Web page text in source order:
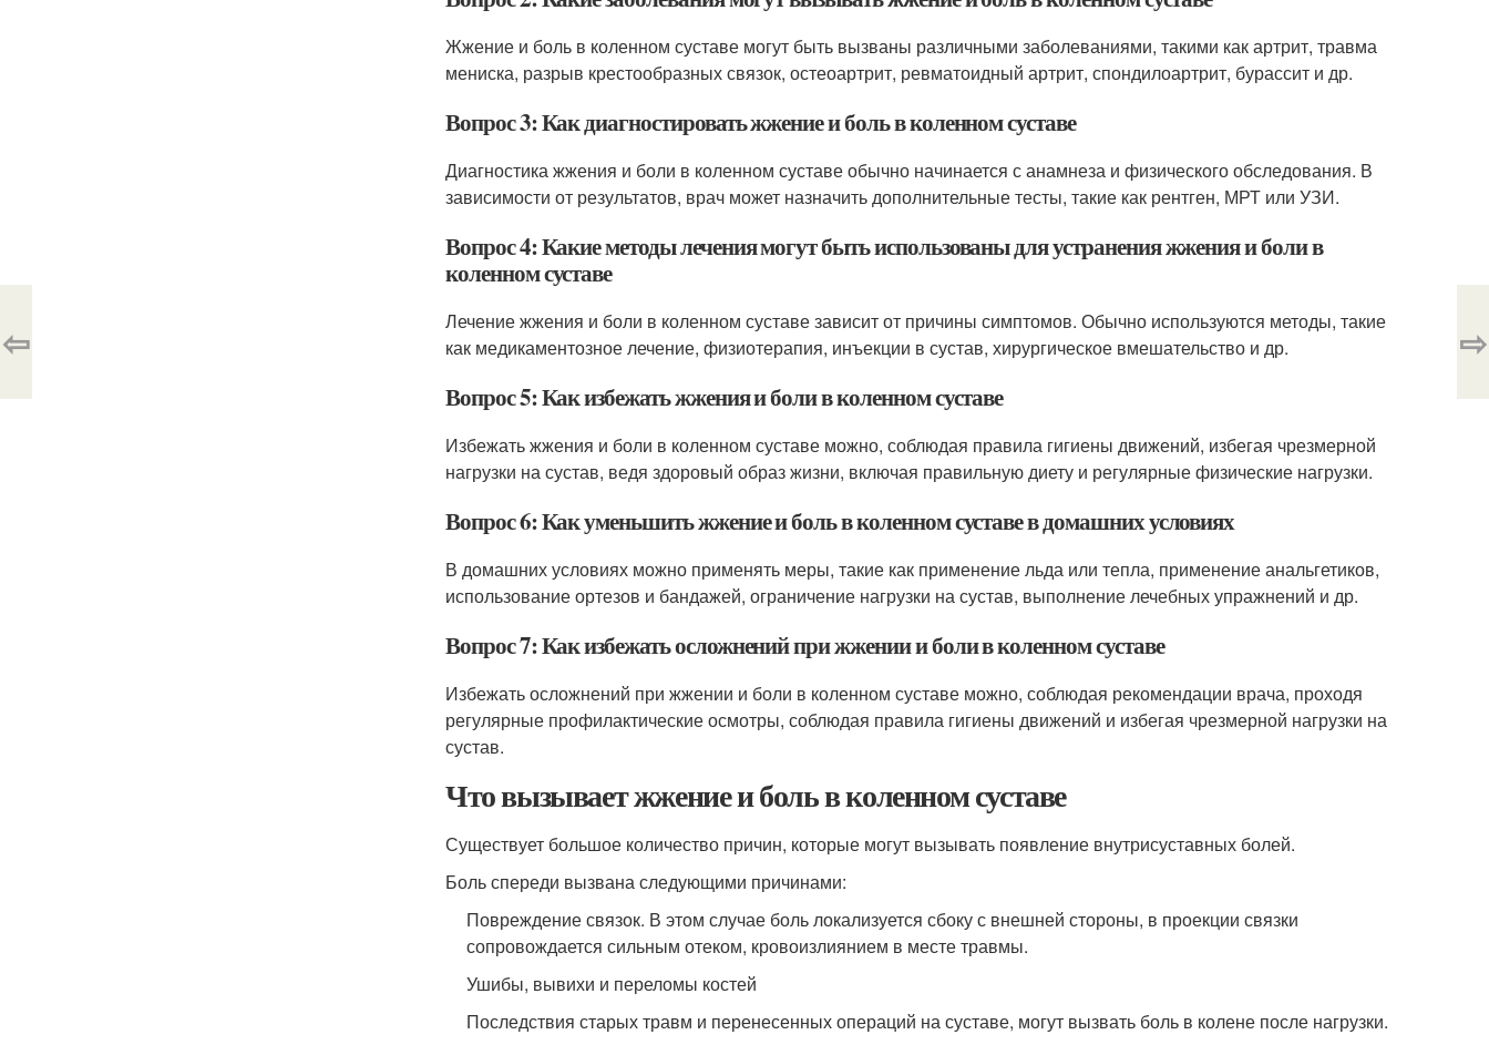
Жжение и боль в коленном суставе могут быть вызваны различными заболеваниями, такими как артрит, травма
мениска, разрыв крестообразных связок, остеоартрит, ревматоидный артрит, спондилоартрит, бурассит и др.
Вопрос 3: Как диагностировать жжение и боль в коленном суставе
Диагностика жжения и боли в коленном суставе обычно начинается с анамнеза и физического обследования. В
зависимости от результатов, врач может назначить дополнительные тесты, такие как рентген, МРТ или УЗИ.
Вопрос 4: Какие методы лечения могут быть использованы для устранения жжения и боли в
коленном суставе
Лечение жжения и боли в коленном суставе зависит от причины симптомов. Обычно используются методы, такие
как медикаментозное лечение, физиотерапия, инъекции в сустав, хирургическое вмешательство и др.
Вопрос 5: Как избежать жжения и боли в коленном суставе
Избежать жжения и боли в коленном суставе можно, соблюдая правила гигиены движений, избегая чрезмерной
нагрузки на сустав, ведя здоровый образ жизни, включая правильную диету и регулярные физические нагрузки.
Вопрос 6: Как уменьшить жжение и боль в коленном суставе в домашних условиях
В домашних условиях можно применять меры, такие как применение льда или тепла, применение анальгетиков,
использование ортезов и бандажей, ограничение нагрузки на сустав, выполнение лечебных упражнений и др.
Вопрос 7: Как избежать осложнений при жжении и боли в коленном суставе
Избежать осложнений при жжении и боли в коленном суставе можно, соблюдая рекомендации врача, проходя
регулярные профилактические осмотры, соблюдая правила гигиены движений и избегая чрезмерной нагрузки на
сустав.
Что вызывает жжение и боль в коленном суставе
Существует большое количество причин, которые могут вызывать появление внутрисуставных болей.
Боль спереди вызвана следующими причинами:
Повреждение связок. В этом случае боль локализуется сбоку с внешней стороны, в проекции связки
сопровождается сильным отеком, кровоизлиянием в месте травмы.
Ушибы, вывихи и переломы костей
Последствия старых травм и перенесенных операций на суставе, могут вызвать боль в колене после нагрузки.
⇦ ⇨